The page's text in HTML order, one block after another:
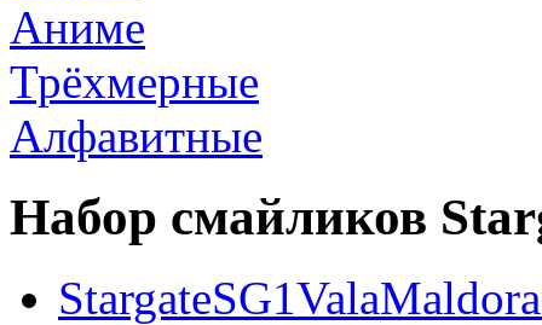
Аниме
Трёхмерные
Алфавитные
Набор смайликов